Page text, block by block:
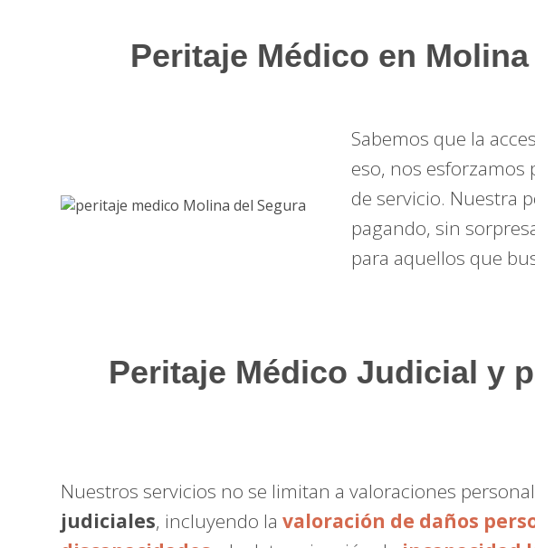
Peritaje Médico en
Sabemos que la
eso, nos
de servicio. Nuestra
pagando, sin
para aquellos que
Peritaje Médico Judicial y
Nuestros servicios no se limitan a valoraciones
judiciales, incluyendo lavaloración de daños